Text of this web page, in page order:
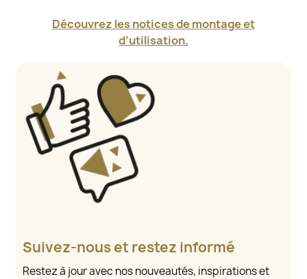
Découvrez les notices de montage et
d’utilisation.
Suivez-nous et restez informé
Restez à jour avec nos nouveautés, inspirations et